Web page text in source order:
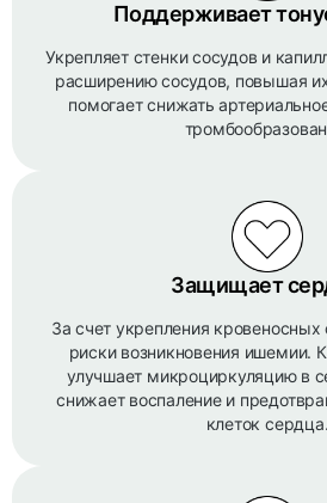
Поддерживает
Укрепляет стенки сосудов и
расширению сосудов, повышая
помогает снижать
Защищает
За счет укрепления
риски возникновения ишемии.
улучшает микроциркуляцию в
снижает воспаление и
клеток сердца.